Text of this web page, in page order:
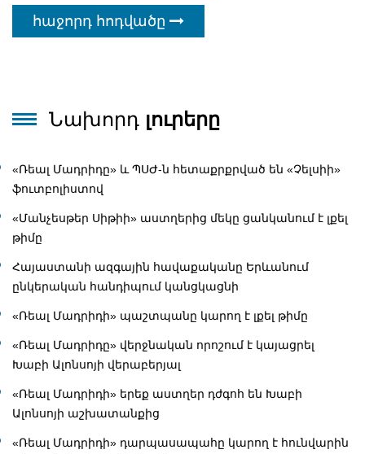
հաջորդ հոդվածը
Նախորդ լուրերը
«Ռեալ Մադրիդը» և ՊՍԺ-ն հետաքրքրված են «Չելսիի»
ֆուտբոլիստով
«Մանչեսթեր Սիթիի» աստղերից մեկը ցանկանում է լքել
թիմը
Հայաստանի ազգային հավաքականը Երևանում
ընկերական հանդիպում կանցկացնի
«Ռեալ Մադրիդի» պաշտպանը կարող է լքել թիմը
«Ռեալ Մադրիդը» վերջնական որոշում է կայացրել
Խաբի Ալոնսոյի վերաբերյալ
«Ռեալ Մադրիդի» երեք աստղեր դժգոհ են Խաբի
Ալոնսոյի աշխատանքից
«Ռեալ Մադրիդի» դարպասապահը կարող է հունվարին